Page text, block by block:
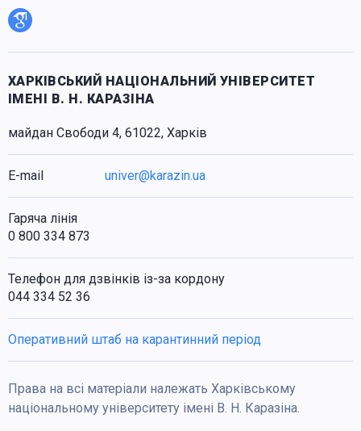
ХАРКІВСЬКИЙ НАЦІОНАЛЬНИЙ УНІВЕРСИТЕТ
ІМЕНІ В. Н. КАРАЗІНА
майдан Свободи 4, 61022, Харків
E-mail univer@karazin.ua
Гаряча лінія
0 800 334 873
Телефон для дзвінків із-за кордону
044 334 52 36
Оперативний штаб на карантинний період
Права на всі матеріали належать Харківському
національному університету імені В. Н. Каразіна.